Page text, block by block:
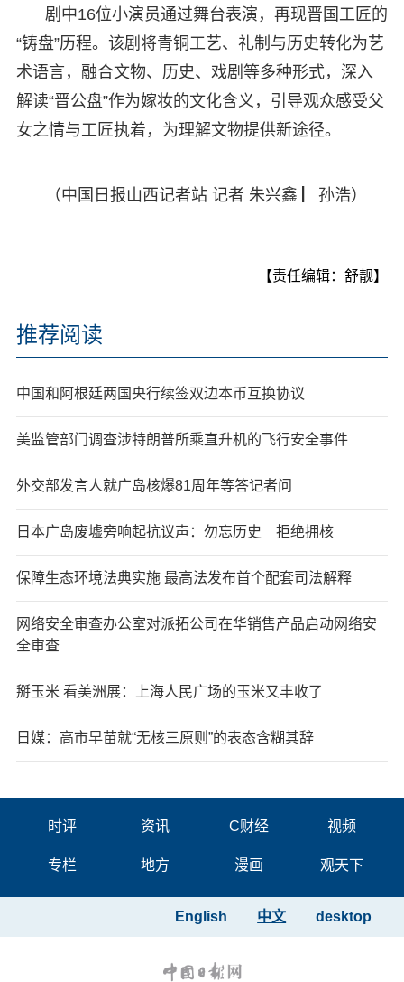
剧中16位小演员通过舞台表演，再现晋国工匠的
“铸盘”历程。该剧将青铜工艺、礼制与历史转化为艺
术语言，融合文物、历史、戏剧等多种形式，深入
解读“晋公盘”作为嫁妆的文化含义，引导观众感受父
女之情与工匠执着，为理解文物提供新途径。
（中国日报山西记者站 记者 朱兴鑫 ▏孙浩）
【责任编辑：舒靓】
推荐阅读
中国和阿根廷两国央行续签双边本币互换协议
美监管部门调查涉特朗普所乘直升机的飞行安全事件
外交部发言人就广岛核爆81周年等答记者问
日本广岛废墟旁响起抗议声：勿忘历史 拒绝拥核
保障生态环境法典实施 最高法发布首个配套司法解释
网络安全审查办公室对派拓公司在华销售产品启动网络安
全审查
掰玉米 看美洲展：上海人民广场的玉米又丰收了
日媒：高市早苗就“无核三原则”的表态含糊其辞
时评 资讯 C财经 视频
专栏 地方 漫画 观天下
desktop
中文
English